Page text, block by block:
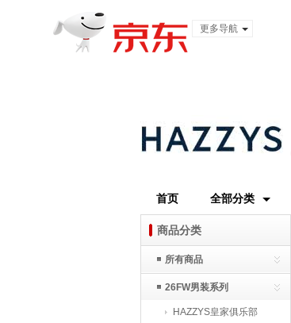
更多导航
首页 全部分类
商品分类
所有商品
26FW男装系列
HAZZYS皇家俱乐部